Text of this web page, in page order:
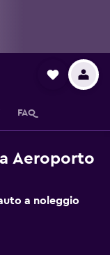
FAQ
Aeroporto
a noleggio